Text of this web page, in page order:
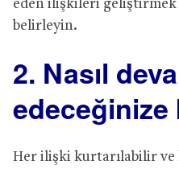
eden ilişkileri
belirleyin.
2. Nasıl
edeceğinize
Her ilişki kurtarılabilir